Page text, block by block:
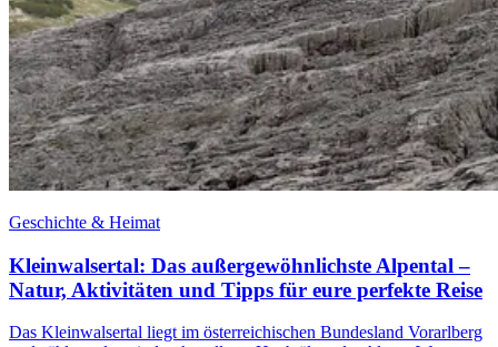
Geschichte & Heimat
Kleinwalsertal: Das außergewöhnlichste Alpental –
Natur, Aktivitäten und Tipps für eure perfekte Reise
Das Kleinwalsertal liegt im österreichischen Bundesland Vorarlberg